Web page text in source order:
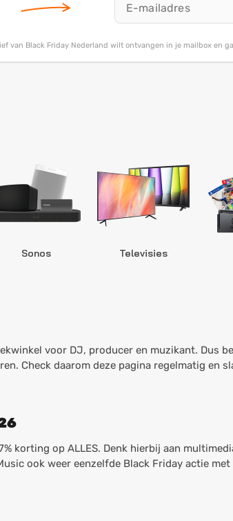
van Black Friday Nederland wilt ontvangen in je mailbox en
Sonos Televisies
voor DJ, producer en muzikant. Dus
Check daarom deze pagina regelmatig en
korting op ALLES. Denk hierbij aan
ook weer eenzelfde Black Friday actie